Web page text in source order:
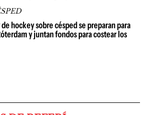
hockey sobre césped se preparan para
y juntan fondos para costear los